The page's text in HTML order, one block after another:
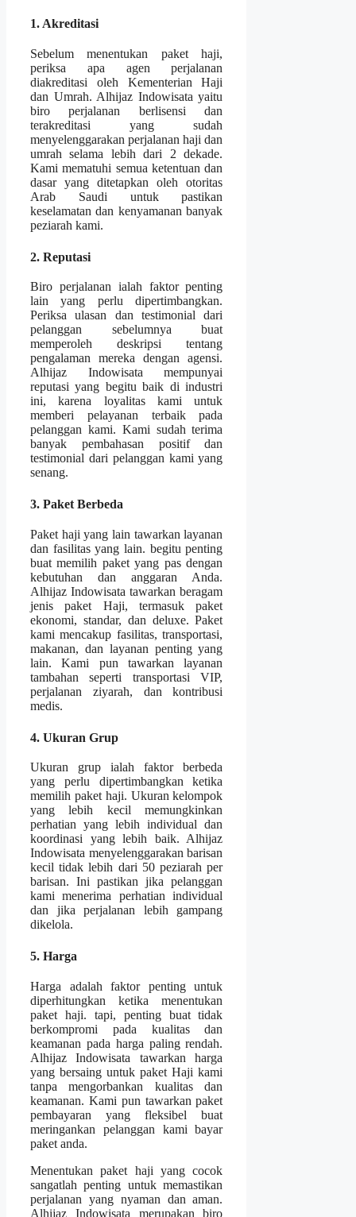
1. Akreditasi
Sebelum menentukan paket haji,
periksa apa agen perjalanan
diakreditasi oleh Kementerian Haji
dan Umrah. Alhijaz Indowisata yaitu
biro perjalanan berlisensi dan
terakreditasi yang sudah
menyelenggarakan perjalanan haji dan
umrah selama lebih dari 2 dekade.
Kami mematuhi semua ketentuan dan
dasar yang ditetapkan oleh otoritas
Arab Saudi untuk pastikan
keselamatan dan kenyamanan banyak
peziarah kami.
2. Reputasi
Biro perjalanan ialah faktor penting
lain yang perlu dipertimbangkan.
Periksa ulasan dan testimonial dari
pelanggan sebelumnya buat
memperoleh deskripsi tentang
pengalaman mereka dengan agensi.
Alhijaz Indowisata mempunyai
reputasi yang begitu baik di industri
ini, karena loyalitas kami untuk
memberi pelayanan terbaik pada
pelanggan kami. Kami sudah terima
banyak pembahasan positif dan
testimonial dari pelanggan kami yang
senang.
3. Paket Berbeda
Paket haji yang lain tawarkan layanan
dan fasilitas yang lain. begitu penting
buat memilih paket yang pas dengan
kebutuhan dan anggaran Anda.
Alhijaz Indowisata tawarkan beragam
jenis paket Haji, termasuk paket
ekonomi, standar, dan deluxe. Paket
kami mencakup fasilitas, transportasi,
makanan, dan layanan penting yang
lain. Kami pun tawarkan layanan
tambahan seperti transportasi VIP,
perjalanan ziyarah, dan kontribusi
medis.
4. Ukuran Grup
Ukuran grup ialah faktor berbeda
yang perlu dipertimbangkan ketika
memilih paket haji. Ukuran kelompok
yang lebih kecil memungkinkan
perhatian yang lebih individual dan
koordinasi yang lebih baik. Alhijaz
Indowisata menyelenggarakan barisan
kecil tidak lebih dari 50 peziarah per
barisan. Ini pastikan jika pelanggan
kami menerima perhatian individual
dan jika perjalanan lebih gampang
dikelola.
5. Harga
Harga adalah faktor penting untuk
diperhitungkan ketika menentukan
paket haji. tapi, penting buat tidak
berkompromi pada kualitas dan
keamanan pada harga paling rendah.
Alhijaz Indowisata tawarkan harga
yang bersaing untuk paket Haji kami
tanpa mengorbankan kualitas dan
keamanan. Kami pun tawarkan paket
pembayaran yang fleksibel buat
meringankan pelanggan kami bayar
paket anda.
Menentukan paket haji yang cocok
sangatlah penting untuk memastikan
perjalanan yang nyaman dan aman.
Alhijaz Indowisata merupakan biro